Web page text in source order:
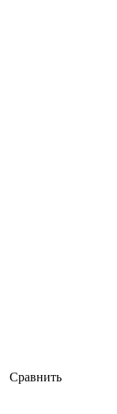
Сравнить